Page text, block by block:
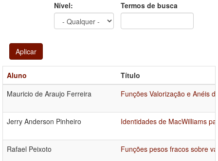
Nível: Termos de busca
Aplicar
Aluno
Título
Mauricio de Araujo Ferreira
Funções Valorização e Anéis
Jerry Anderson Pinheiro Identidades de MacWilliams
Rafael Peixoto Funções pesos fracos sobre